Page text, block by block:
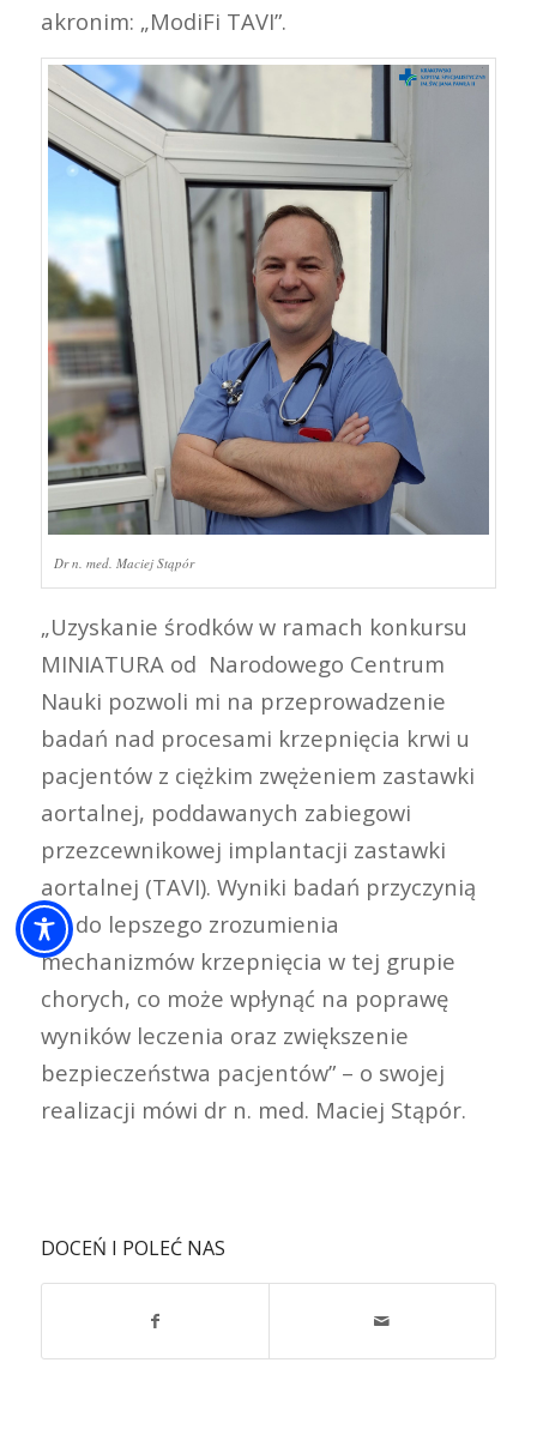
akronim: „ModiFi TAVI”.
Dr n. med. Maciej Stąpór
„Uzyskanie środków w ramach konkursu
MINIATURA od Narodowego Centrum
Nauki pozwoli mi na przeprowadzenie
badań nad procesami krzepnięcia krwi u
pacjentów z ciężkim zwężeniem zastawki
aortalnej, poddawanych zabiegowi
przezcewnikowej implantacji zastawki
aortalnej (TAVI). Wyniki badań przyczynią
się do lepszego zrozumienia
mechanizmów krzepnięcia w tej grupie
chorych, co może wpłynąć na poprawę
wyników leczenia oraz zwiększenie
bezpieczeństwa pacjentów” – o swojej
realizacji mówi dr n. med. Maciej Stąpór.
DOCEŃ I POLEĆ NAS